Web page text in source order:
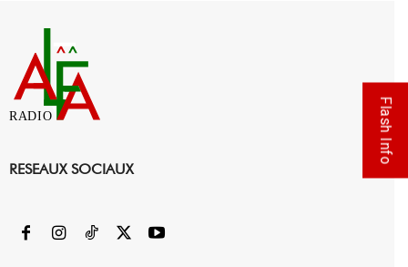
RADIO
RESEAUX SOCIAUX
Flash Info